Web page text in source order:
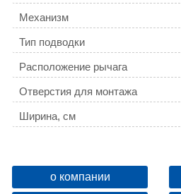
Механизм
Тип подводки
Расположение рычага
Отверстия для монтажа
Ширина, см
Глубина, см
Ограничение температуры
о компании